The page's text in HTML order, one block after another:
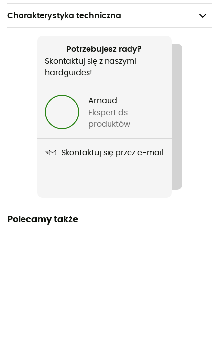
Charakterystyka techniczna
Turystyka piesza
Nazwa produktu
Conga 8 mm
Materiały
Potrzebujesz rady?
Skontaktuj się z naszymi
hardguides!
Arnaud
Ekspert ds.
produktów
Skontaktuj się przez e-mail
Polecamy także